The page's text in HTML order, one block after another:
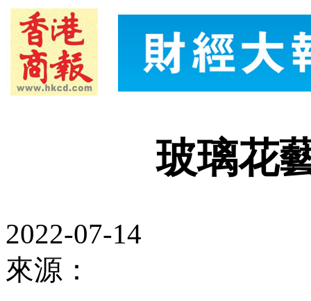
玻璃花
2022-07-14
來源：